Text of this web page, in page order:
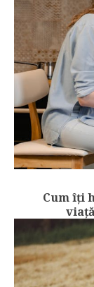
Cum îți